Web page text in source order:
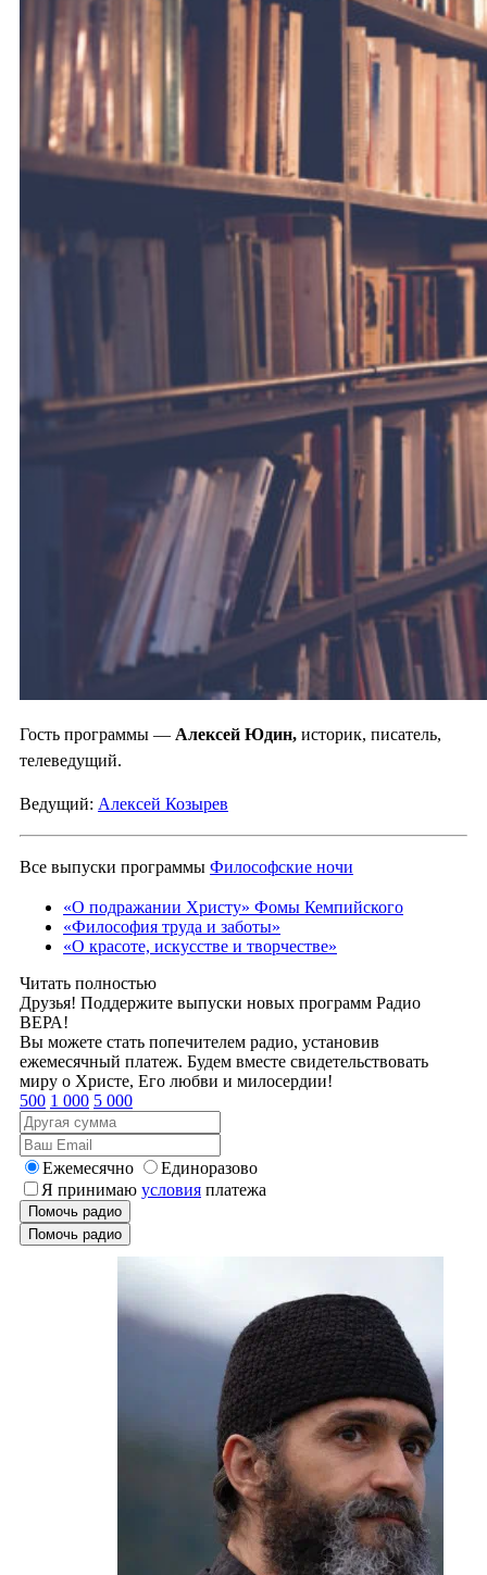
Гость программы — Алексей Юдин, историк, писатель,
телеведущий.
Ведущий: Алексей Козырев
Все выпуски программы Философские ночи
«О подражании Христу» Фомы Кемпийского
«Философия труда и заботы»
«О красоте, искусстве и творчестве»
Читать полностью
Друзья! Поддержите выпуски новых программ Радио
ВЕРА!
Вы можете стать попечителем радио, установив
ежемесячный платеж. Будем вместе свидетельствовать
миру о Христе, Его любви и милосердии!
500 1 000 5 000
Ежемесячно
Единоразово
Я принимаю условия платежа
Помочь радио
Помочь радио